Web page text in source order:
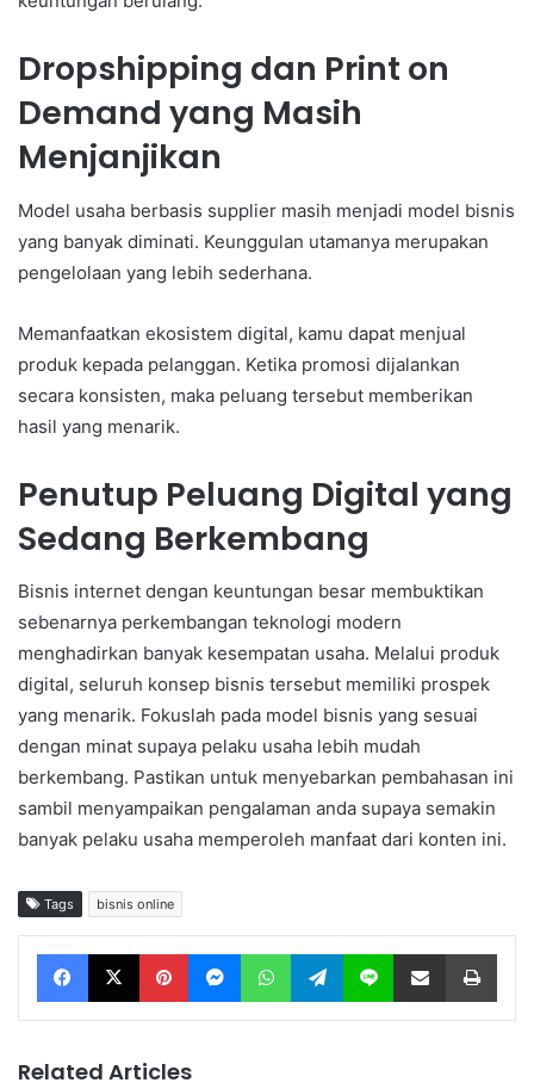
Dropshipping dan Print on
Demand yang Masih
Menjanjikan
Model usaha berbasis supplier masih menjadi model bisnis
yang banyak diminati. Keunggulan utamanya merupakan
pengelolaan yang lebih sederhana.
Memanfaatkan ekosistem digital, kamu dapat menjual
produk kepada pelanggan. Ketika promosi dijalankan
secara konsisten, maka peluang tersebut memberikan
hasil yang menarik.
Penutup Peluang Digital yang
Sedang Berkembang
Bisnis internet dengan keuntungan besar membuktikan
sebenarnya perkembangan teknologi modern
menghadirkan banyak kesempatan usaha. Melalui produk
digital, seluruh konsep bisnis tersebut memiliki prospek
yang menarik. Fokuslah pada model bisnis yang sesuai
dengan minat supaya pelaku usaha lebih mudah
berkembang. Pastikan untuk menyebarkan pembahasan ini
sambil menyampaikan pengalaman anda supaya semakin
banyak pelaku usaha memperoleh manfaat dari konten ini.
Tags bisnis online
Facebook X Pinterest Messenger WhatsApp Telegram Line Share via Email
Related Articles